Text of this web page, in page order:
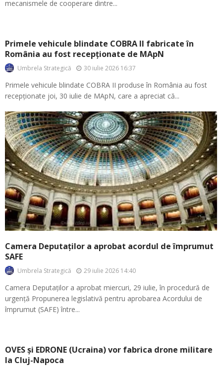
mecanismele de cooperare dintre...
Primele vehicule blindate COBRA II fabricate în
România au fost recepționate de MApN
Umbrela Strategică 30 iulie 2026 16:37
Primele vehicule blindate COBRA II produse în România au fost
recepționate joi, 30 iulie de MApN, care a apreciat că...
Camera Deputaților a aprobat acordul de împrumut
SAFE
Umbrela Strategică 29 iulie 2026 14:40
Camera Deputaților a aprobat miercuri, 29 iulie, în procedură de
urgență Propunerea legislativă pentru aprobarea Acordului de
împrumut (SAFE) între...
OVES și EDRONE (Ucraina) vor fabrica drone militare
la Cluj-Napoca